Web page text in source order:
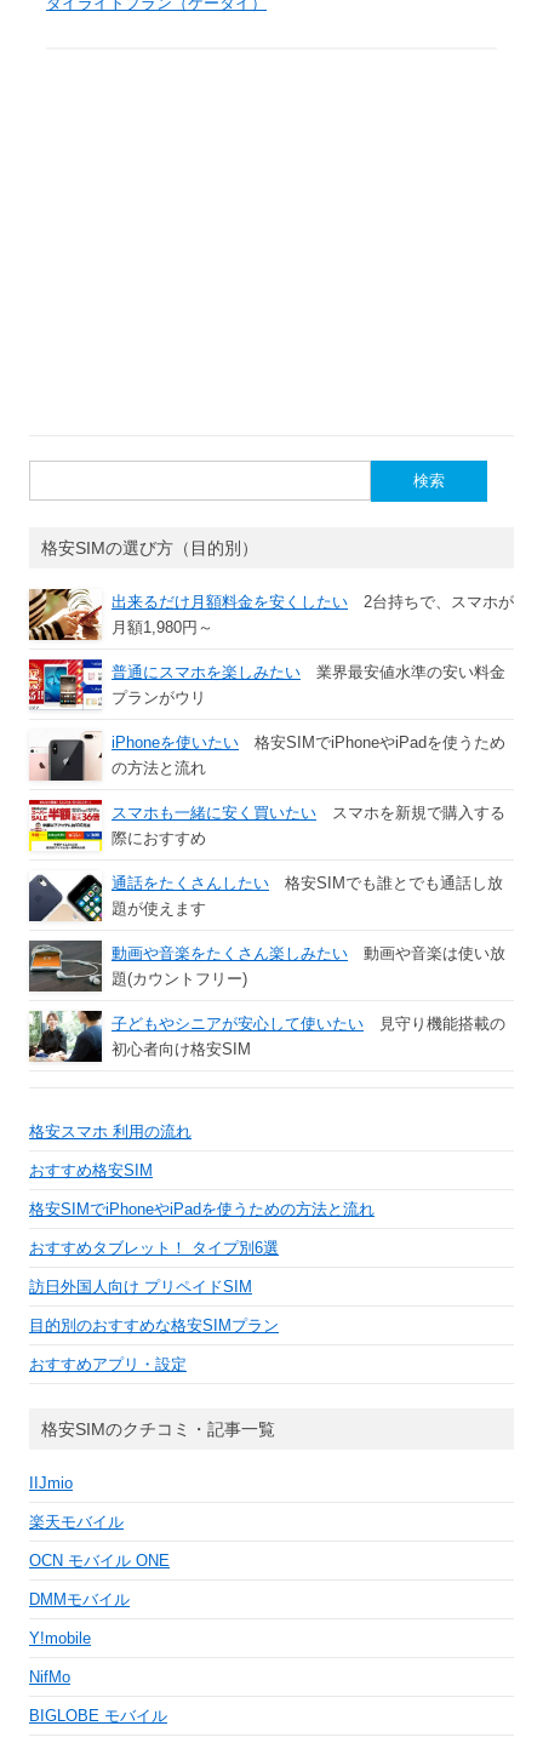
索:
格安SIMの選び方（目的別）
出来るだけ月額料金を安くしたい 2台持ちで、スマホが
月額1,980円～
普通にスマホを楽しみたい 業界最安値水準の安い料金
プランがウリ
iPhoneを使いたい 格安SIMでiPhoneやiPadを使うため
の方法と流れ
スマホも一緒に安く買いたい スマホを新規で購入する
際におすすめ
通話をたくさんしたい 格安SIMでも誰とでも通話し放
題が使えます
動画や音楽をたくさん楽しみたい 動画や音楽は使い放
題(カウントフリー)
子どもやシニアが安心して使いたい 見守り機能搭載の
初心者向け格安SIM
格安スマホ 利用の流れ
おすすめ格安SIM
格安SIMでiPhoneやiPadを使うための方法と流れ
おすすめタブレット！ タイプ別6選
訪日外国人向け プリペイドSIM
目的別のおすすめな格安SIMプラン
おすすめアプリ・設定
格安SIMのクチコミ・記事一覧
IIJmio
楽天モバイル
OCN モバイル ONE
DMMモバイル
Y!mobile
NifMo
BIGLOBE モバイル